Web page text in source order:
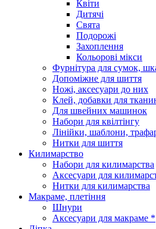
Квіти
Дитячі
Свята
Подорожі
Захоплення
Кольорові мікси
Фурнітура для сумок,
Допоміжне для шиття
Ножі, аксесуари до них
Клей, добавки для
Для швейних машинок
Набори для квілтінгу
Лінійки, шаблони,
Нитки для шиття
Килимарство
Набори для килимарства
Аксесуари для
Нитки для килимарства
Макраме, плетіння
Шнури
Аксесуари для макраме *